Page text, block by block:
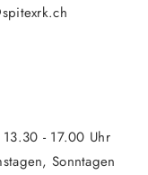
- 17.00 Uhr
Sonntagen